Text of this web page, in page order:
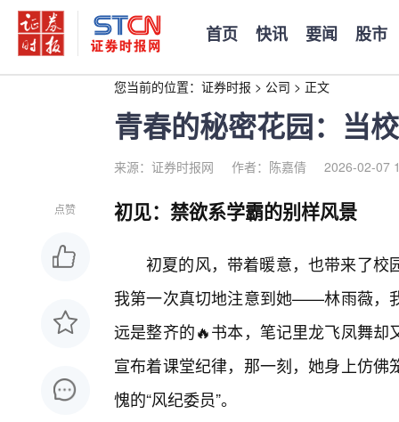
首页 快讯 要闻 股市
您当前的位置： 证券时报 > 公司 > 正文
青春的秘密花园：当
来源：证券时报网 作者：陈嘉倩 2026-02-07
点赞 初见：禁欲系学霸的别样风景
初夏的风，带着暖意，也带来了校
我第一次真切地注意到她——林雨薇，
远是整齐的🔥书本，笔记里龙飞凤舞
宣布着课堂纪律，那一刻，她身上仿
愧的“风纪委员”。